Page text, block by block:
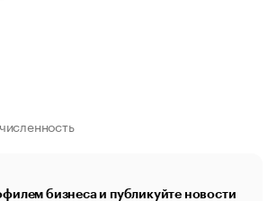
бизнеса и публикуйте новости